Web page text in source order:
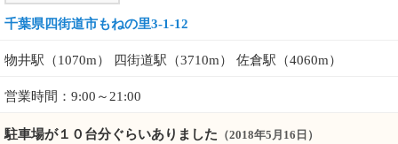
千葉県四街道市もねの里3-1-12
物井駅（1070m） 四街道駅（3710m） 佐倉駅（4060m）
営業時間：9:00～21:00
駐車場が１０台分ぐらいありました （2018年5月16日）